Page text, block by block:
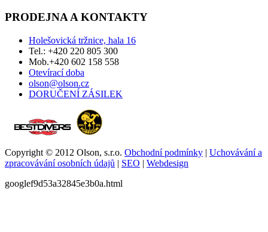
PRODEJNA A KONTAKTY
Holešovická tržnice, hala 16
Tel.: +420 220 805 300
Mob.+420 602 158 558
Otevírací doba
olson@olson.cz
DORUČENÍ ZÁSILEK
Copyright © 2012 Olson, s.r.o. Obchodní podmínky | Uchovávání a
zpracovávání osobních údajů | SEO | Webdesign
googlef9d53a32845e3b0a.html